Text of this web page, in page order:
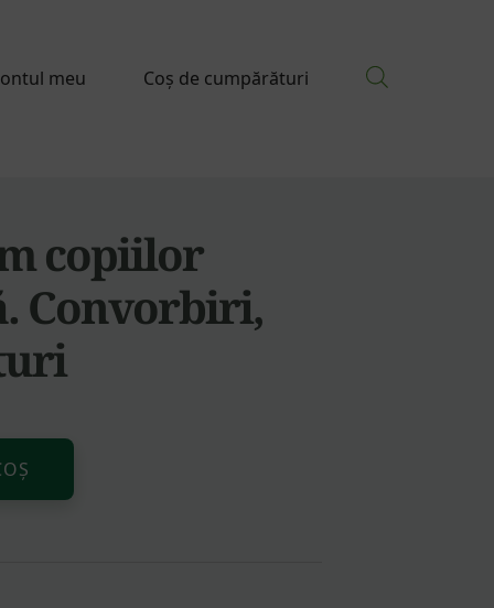
meu Coș de cumpărături
copiilor
Convorbiri,
Alternative: